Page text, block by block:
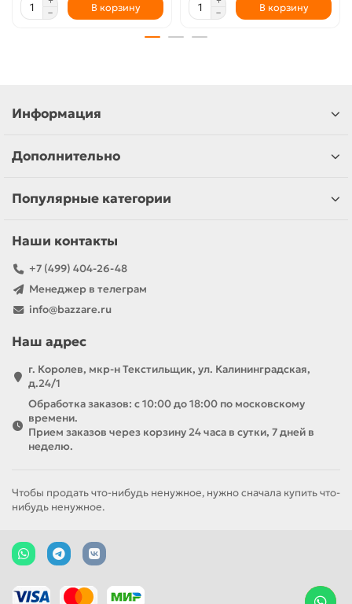
В корзину В корзину
Информация
Дополнительно
Популярные категории
Наши контакты
+7 (499) 404-26-48
Менеджер в телеграм
info@bazzare.ru
Наш адрес
г. Королев, мкр-н Текстильщик, ул. Калининградская,
д.24/1
Обработка заказов: с 10:00 до 18:00 по московскому
времени.
Прием заказов через корзину 24 часа в сутки, 7 дней в
неделю.
Чтобы продать что-нибудь ненужное, нужно сначала купить что-
нибудь ненужное.